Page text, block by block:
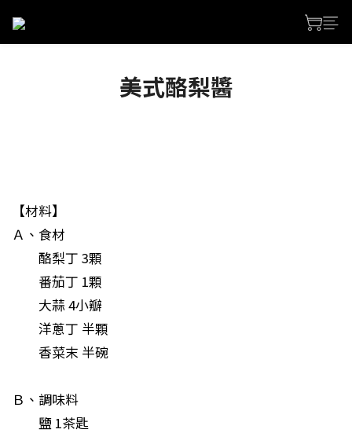
美式酪梨醬
【材料】
Ａ、食材
酪梨丁 3顆
番茄丁 1顆
大蒜 4小瓣
洋蔥丁 半顆
香菜末 半碗
Ｂ、調味料
鹽 1茶匙